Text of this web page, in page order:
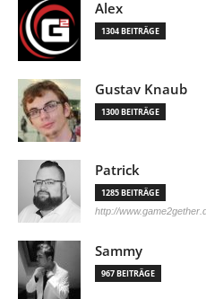
Alex
1304 BEITRÄGE
Gustav Knaub
1300 BEITRÄGE
Patrick
1285 BEITRÄGE
http://
Sammy
967 BEITRÄGE